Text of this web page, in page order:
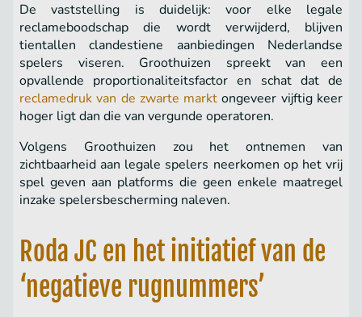
De vaststelling is duidelijk: voor elke legale
reclameboodschap die wordt verwijderd, blijven
tientallen clandestiene aanbiedingen Nederlandse
spelers viseren. Groothuizen spreekt van een
opvallende proportionaliteitsfactor en schat dat de
reclame­druk van de zwarte markt ongeveer vijftig keer
hoger ligt dan die van vergunde operatoren.
Volgens Groothuizen zou het ontnemen van
zichtbaarheid aan legale spelers neerkomen op het vrij
spel geven aan platforms die geen enkele maatregel
inzake spelersbescherming naleven.
Roda JC en het initiatief van de
‘negatieve rugnummers’